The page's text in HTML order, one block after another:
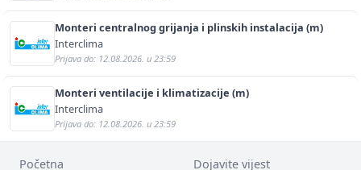
Monteri centralnog grijanja i plinskih instalacija (m)
Interclima
Prijava do: 12.08.2026. u 23:59
Monteri ventilacije i klimatizacije (m)
Interclima
Prijava do: 12.08.2026. u 23:59
Početna Dojavite vijest